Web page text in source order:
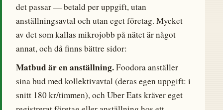
det passar — betald per uppgift, utan
anställningsavtal och utan eget företag. Mycket
av det som kallas mikrojobb på nätet är något
annat, och då finns bättre sidor:
Matbud är en anställning.Foodora anställer
sina bud med kollektivavtal (deras egen uppgift: i
snitt 180 kr/timmen), och Uber Eats kräver eget